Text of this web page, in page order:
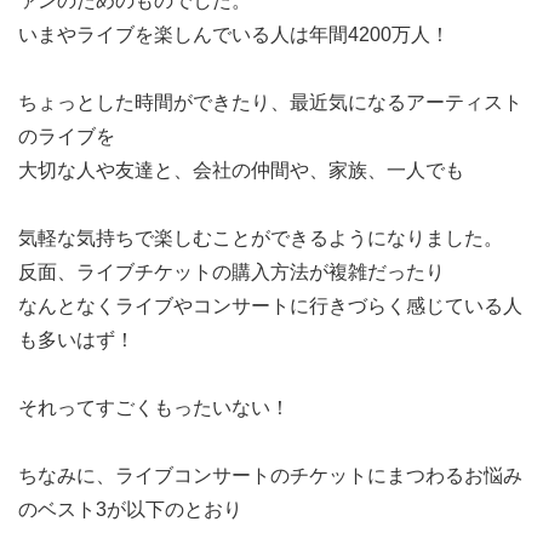
いまやライブを楽しんでいる人は年間4200万人！
ちょっとした時間ができたり、最近気になるアーティスト
のライブを
大切な人や友達と、会社の仲間や、家族、一人でも
気軽な気持ちで楽しむことができるようになりました。
反面、ライブチケットの購入方法が複雑だったり
なんとなくライブやコンサートに行きづらく感じている人
も多いはず！
それってすごくもったいない！
ちなみに、ライブコンサートのチケットにまつわるお悩み
のベスト3が以下のとおり